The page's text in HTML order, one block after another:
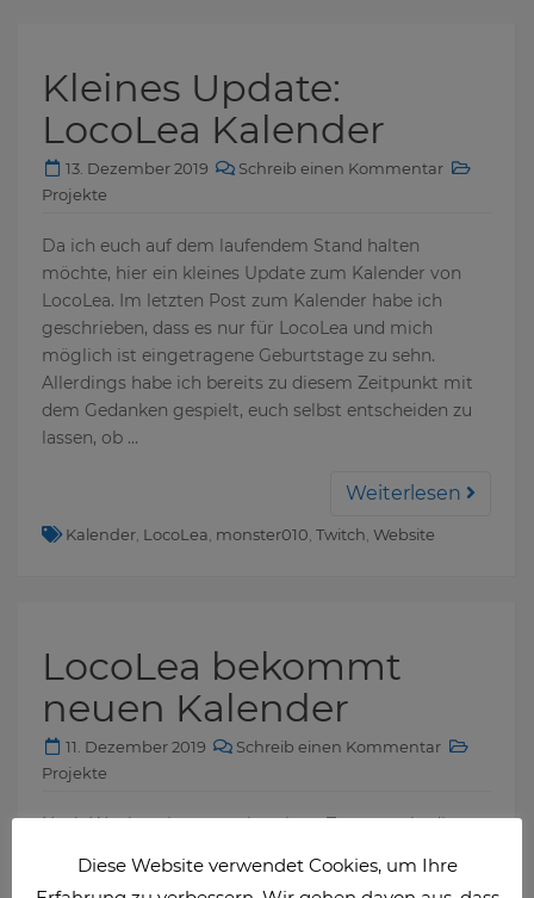
Kleines Update:
LocoLea Kalender
13. Dezember 2019
Schreib einen Kommentar
Projekte
Da ich euch auf dem laufendem Stand halten
möchte, hier ein kleines Update zum Kalender von
LocoLea. Im letzten Post zum Kalender habe ich
geschrieben, dass es nur für LocoLea und mich
möglich ist eingetragene Geburtstage zu sehn.
Allerdings habe ich bereits zu diesem Zeitpunkt mit
dem Gedanken gespielt, euch selbst entscheiden zu
lassen, ob …
Weiterlesen
Kalender, LocoLea monster010 Twitch Website
LocoLea bekommt
neuen Kalender
11. Dezember 2019
Schreib einen Kommentar
Projekte
Nach Wochen, ist es am heutigen Tag so weit, die
fertig gestellt. Aktuell ist diese noch nicht öffentlich
Diese Website verwendet Cookies, um Ihre